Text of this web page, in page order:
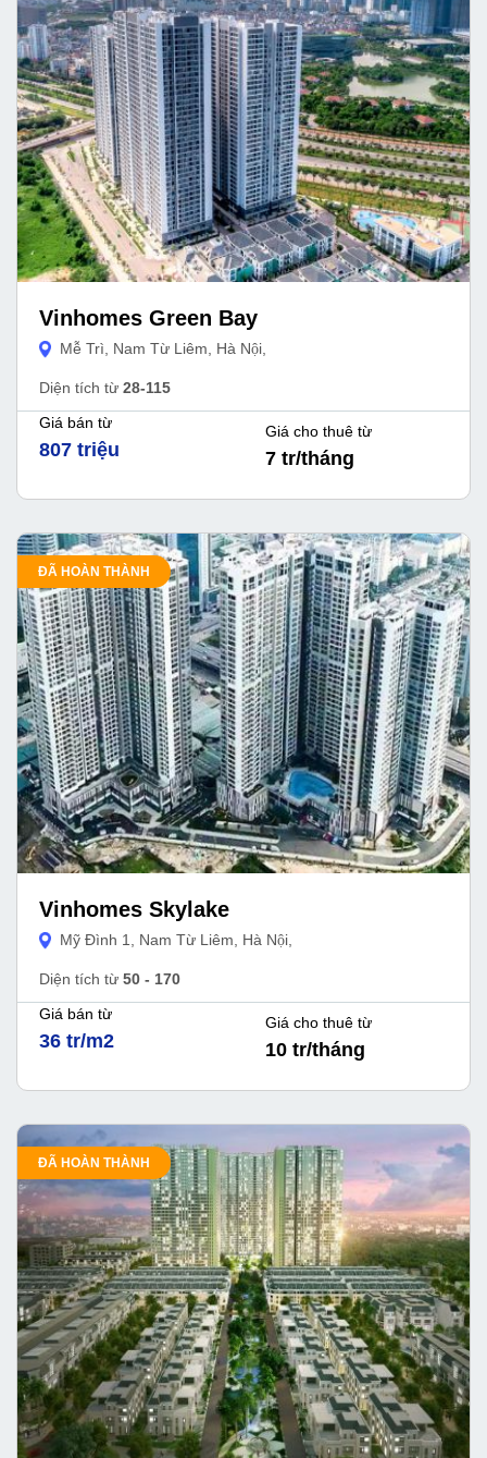
Vinhomes Green Bay
Mễ Trì, Nam Từ Liêm, Hà Nội,
Diện tích từ 28-115
Giá bán từ
807 triệu
Giá cho thuê từ
7 tr/tháng
ĐÃ HOÀN THÀNH
Vinhomes Skylake
Mỹ Đình 1, Nam Từ Liêm, Hà Nội,
Diện tích từ 50 - 170
Giá bán từ
36 tr/m2
Giá cho thuê từ
10 tr/tháng
ĐÃ HOÀN THÀNH